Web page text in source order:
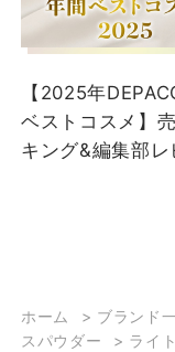
オイル✨のご紹
みなさまこんにち
する ライトリフ
ングクレンジング
をご紹介させて頂
透明感のある肌」
は、 メイクを重
【2025年
ベストコスメ】
キング&編集部
ホーム > ブランド
スパウダー
> ライ